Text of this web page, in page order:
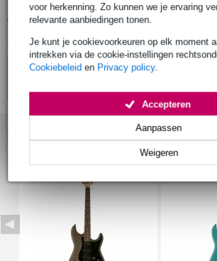
voor herkenning. Zo kunnen we je ervaring
relevante aanbiedingen tonen.
Je kunt je cookievoorkeuren op elk moment
intrekken via de cookie-instellingen
Cookiebeleid en Privacy policy.
Weigeren
Aanpassen
Accepteren
Bekijk alle productspecificaties
Bekijk ook eens (3)
Bekijk ook eens (23)